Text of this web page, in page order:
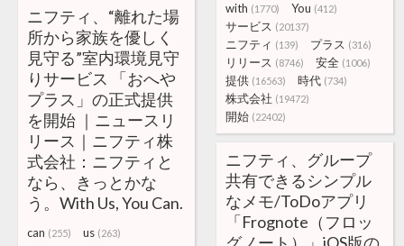
with (1770) You (412)
サービス (20137)
ニフティ (139) プラス (316)
リリース (8746) 安全 (1006)
提供 (16563) 時代 (734)
株式会社 (19472)
開始 (22402)
ニフティ、“離れた場
所から家族を優しく
見守る”室内環境見守
りサービス 「おへや
プラス」の正式提供
を開始 ｜ニュースリ
リース｜ニフティ株
式会社：ニフティと
なら、きっとかな
う。With Us, You Can.
can (255) us (263)
ニフティ、グループ
共有できるシンプル
なメモ/ToDoアプリ
「Frognote（フロッ